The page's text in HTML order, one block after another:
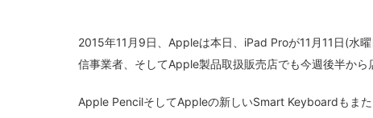
2015年11月9日、Appleは本日、iPad Proが11月11日(水曜
信事業者、そしてApple製品取扱販売店でも今週後半から
Apple PencilそしてAppleの新しいSmart Keyboardもまた